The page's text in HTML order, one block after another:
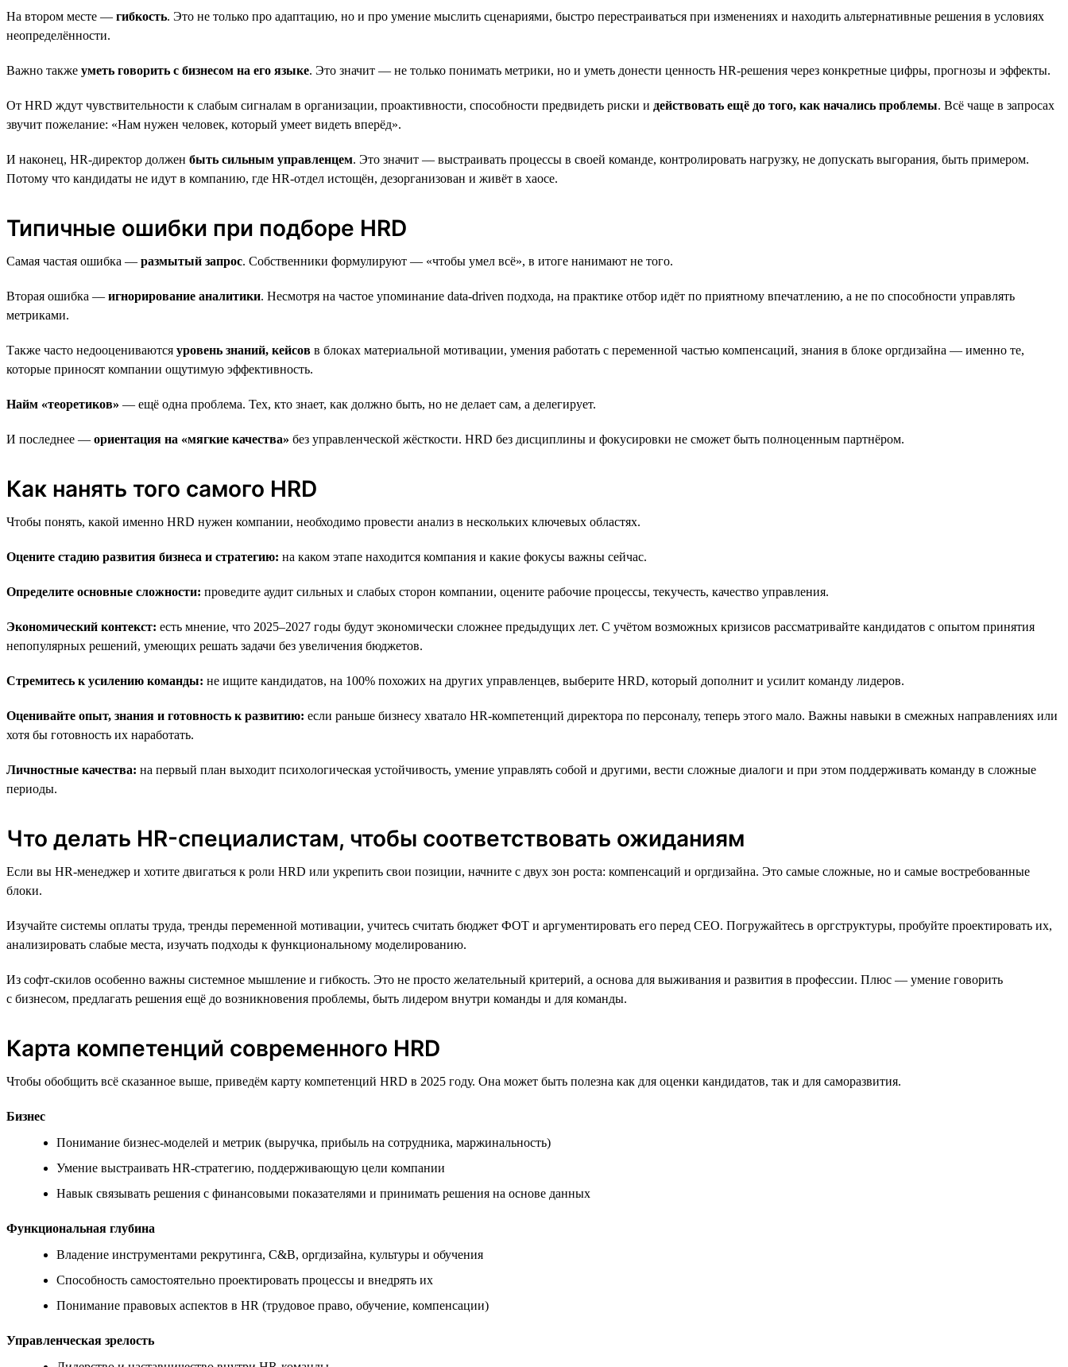
На втором месте — гибкость. Это не только про адаптацию, но и про умение мыслить сценариями, быстро перестраиваться при изменениях и находить альтернативные решения в условиях
неопределённости.
Важно также уметь говорить с бизнесом на его языке. Это значит — не только понимать метрики, но и уметь донести ценность HR-решения через конкретные цифры, прогнозы и эффекты.
От HRD ждут чувствительности к слабым сигналам в организации, проактивности, способности предвидеть риски и действовать ещё до того, как начались проблемы. Всё чаще в запросах
звучит пожелание: «Нам нужен человек, который умеет видеть вперёд».
И наконец, HR-директор должен быть сильным управленцем. Это значит — выстраивать процессы в своей команде, контролировать нагрузку, не допускать выгорания, быть примером.
Потому что кандидаты не идут в компанию, где HR-отдел истощён, дезорганизован и живёт в хаосе.
Типичные ошибки при подборе HRD
Самая частая ошибка — размытый запрос. Собственники формулируют — «чтобы умел всё», в итоге нанимают не того.
Вторая ошибка — игнорирование аналитики. Несмотря на частое упоминание data-driven подхода, на практике отбор идёт по приятному впечатлению, а не по способности управлять
метриками.
Также часто недооцениваются уровень знаний, кейсов в блоках материальной мотивации, умения работать с переменной частью компенсаций, знания в блоке оргдизайна — именно те,
которые приносят компании ощутимую эффективность.
Найм «теоретиков» — ещё одна проблема. Тех, кто знает, как должно быть, но не делает сам, а делегирует.
И последнее — ориентация на «мягкие качества» без управленческой жёсткости. HRD без дисциплины и фокусировки не сможет быть полноценным партнёром.
Как нанять того самого HRD
Чтобы понять, какой именно HRD нужен компании, необходимо провести анализ в нескольких ключевых областях.
Оцените стадию развития бизнеса и стратегию: на каком этапе находится компания и какие фокусы важны сейчас.
Определите основные сложности: проведите аудит сильных и слабых сторон компании, оцените рабочие процессы, текучесть, качество управления.
Экономический контекст: есть мнение, что 2025–2027 годы будут экономически сложнее предыдущих лет. С учётом возможных кризисов рассматривайте кандидатов с опытом принятия
непопулярных решений, умеющих решать задачи без увеличения бюджетов.
Стремитесь к усилению команды: не ищите кандидатов, на 100% похожих на других управленцев, выберите HRD, который дополнит и усилит команду лидеров.
Оценивайте опыт, знания и готовность к развитию: если раньше бизнесу хватало HR-компетенций директора по персоналу, теперь этого мало. Важны навыки в смежных направлениях или
хотя бы готовность их наработать.
Личностные качества: на первый план выходит психологическая устойчивость, умение управлять собой и другими, вести сложные диалоги и при этом поддерживать команду в сложные
периоды.
Что делать HR-специалистам, чтобы соответствовать ожиданиям
Если вы HR-менеджер и хотите двигаться к роли HRD или укрепить свои позиции, начните с двух зон роста: компенсаций и оргдизайна. Это самые сложные, но и самые востребованные
блоки.
Изучайте системы оплаты труда, тренды переменной мотивации, учитесь считать бюджет ФОТ и аргументировать его перед СЕО. Погружайтесь в оргструктуры, пробуйте проектировать их,
анализировать слабые места, изучать подходы к функциональному моделированию.
Из софт-скилов особенно важны системное мышление и гибкость. Это не просто желательный критерий, а основа для выживания и развития в профессии. Плюс — умение говорить
с бизнесом, предлагать решения ещё до возникновения проблемы, быть лидером внутри команды и для команды.
Карта компетенций современного HRD
Чтобы обобщить всё сказанное выше, приведём карту компетенций HRD в 2025 году. Она может быть полезна как для оценки кандидатов, так и для саморазвития.
Бизнес
Понимание бизнес-моделей и метрик (выручка, прибыль на сотрудника, маржинальность)
Умение выстраивать HR-стратегию, поддерживающую цели компании
Навык связывать решения с финансовыми показателями и принимать решения на основе данных
Функциональная глубина
Владение инструментами рекрутинга, C&B, оргдизайна, культуры и обучения
Способность самостоятельно проектировать процессы и внедрять их
Понимание правовых аспектов в HR (трудовое право, обучение, компенсации)
Управленческая зрелость